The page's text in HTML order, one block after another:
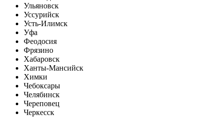
Ульяновск
Уссурийск
Усть-Илимск
Уфа
Феодосия
Фрязино
Хабаровск
Ханты-Мансийск
Химки
Чебоксары
Челябинск
Череповец
Черкесск